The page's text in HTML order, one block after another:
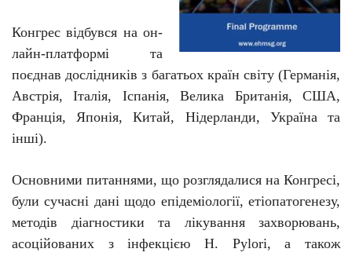
Конгрес відбувся на он-
лайн-платформі та
поєднав дослідників з багатьох країн світу (Германія,
Австрія, Італія, Іспанія, Велика Британія, США,
Франція, Японія, Китай, Нідерланди, Україната
інші).
Основними питаннями, що розглядалися на Конгресі,
були сучасні дані щодо епідеміології, етіопатогенезу,
методів діагностики та лікування захворювань,
асоційованих з інфекцією Н. Pylori, а також